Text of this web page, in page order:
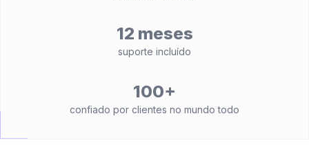
12 meses
suporte incluído
100+
confiado por clientes no mundo todo